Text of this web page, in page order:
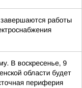
работы
В воскресенье, 9
области будет
периферия